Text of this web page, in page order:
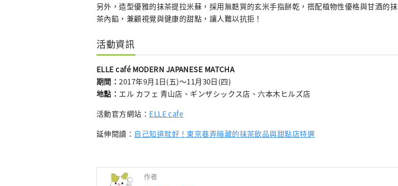
另外，造型優雅的抹茶提拉米蘇，採用無麩質的玄米手指餅乾，搭配植物性優格與甘酒的抹
茶內餡，兼顧視覺與健康的甜點，讓人難以抗拒！
活動資訊
ELLE café MODERN JAPANESE MATCHA
期間：2017年9月1日(五)〜11月30日(四)
地點： エル カフェ 青山店、ギンザシックス店、六本木ヒルズ店
活動官方網站： ELLE cafe
延伸閱讀： 自己知道就好！東京巷弄暗藏的抹茶飲品與甜點店特選
作者